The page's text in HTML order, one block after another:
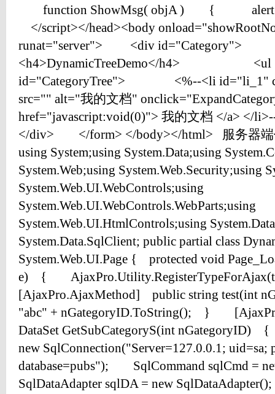
function ShowMsg( objA ) {
</script></head><body
runat="server"> <div id="Category">
<h4>DynamicTreeDemo</h4> <ul
id="CategoryTree"> <%--<li id="li_1"
src="" alt="我的文档"
href="javascript:void(0)"> 我的文档 </
</div> </form> </body></html> 服务器端
using System;using System.Data;using
System.Web;using System.Web.Security;using
System.Web.UI.WebControls;using
System.Web.UI.WebControls.WebParts;using
System.Web.UI.HtmlControls;using
System.Data.SqlClient; public partial class
System.Web.UI.Page { protected void
e) {
[AjaxPro.AjaxMethod] public string
"abc" + nGategoryID.ToString(); }
DataSet GetSubCategoryS(int
new SqlConnection("Server=127.0.0.1; uid=sa;
database=pubs"); SqlCommand sqlCmd =
SqlDataAdapter sqlDA = new